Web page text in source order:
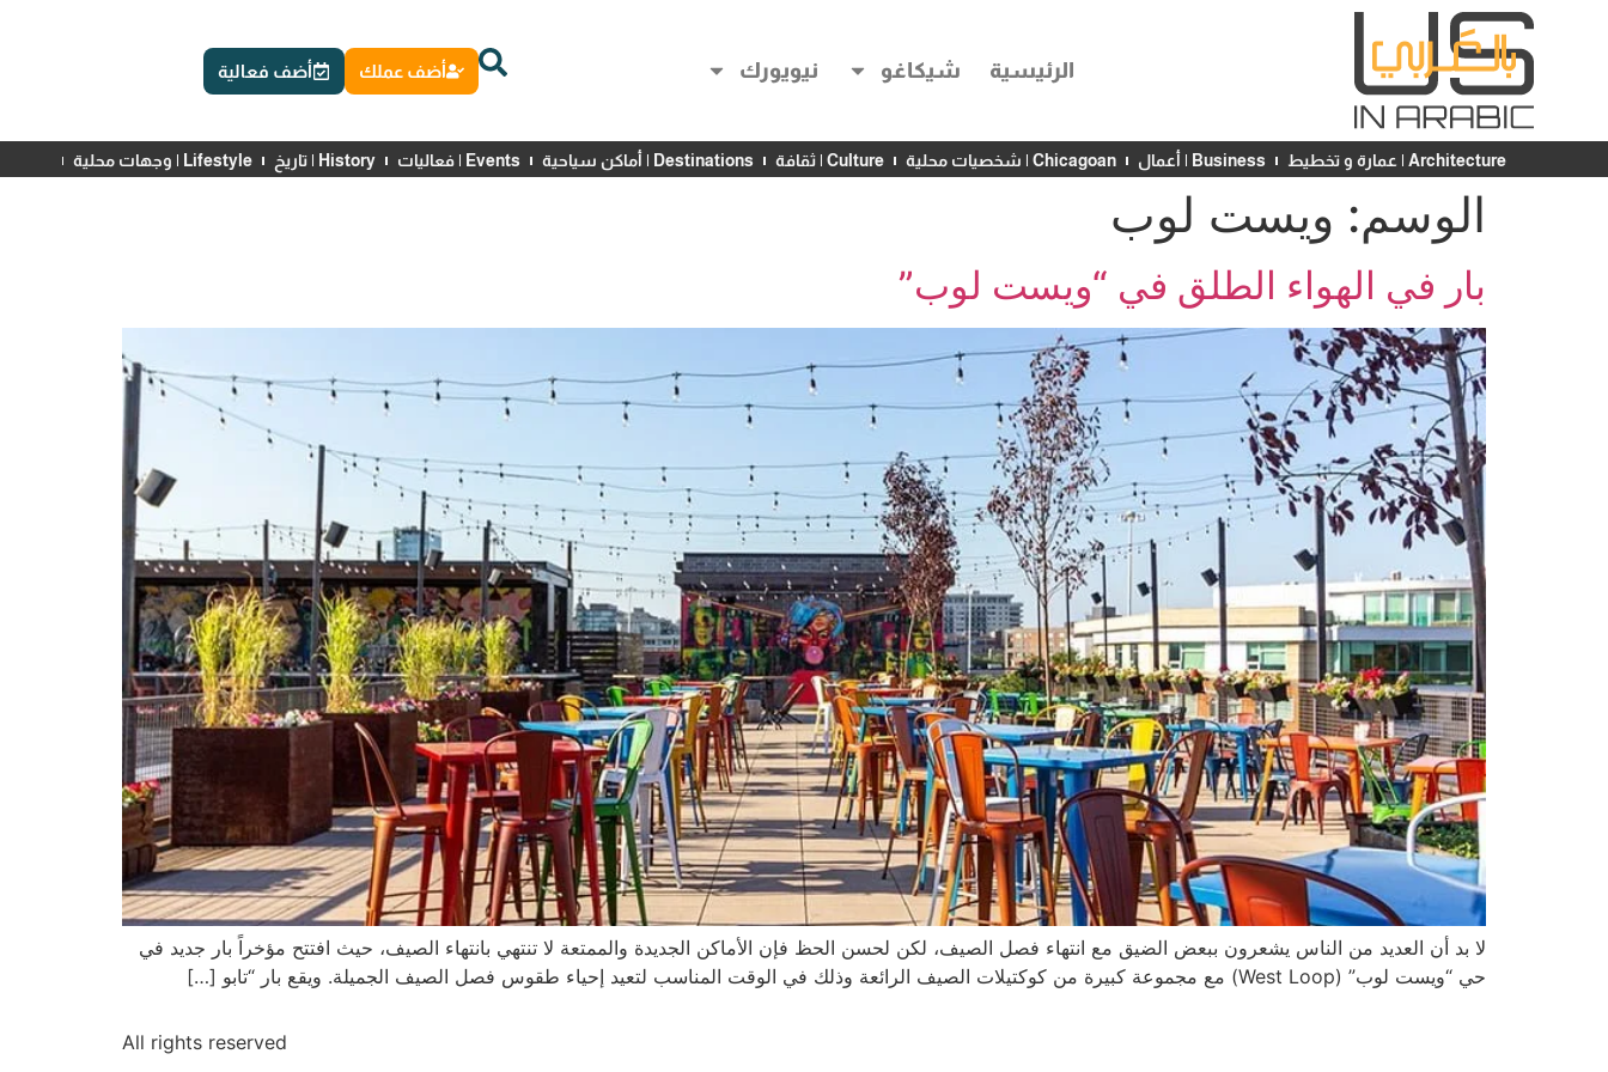
الرئيسية شيكاغو نيويورك أضف عملك أضف فعالية
Architecture | عمارة و تخطيط Business | أعمال Chicagoan | شخصيات محلية Culture | ثقافة Destinations | أماكن سياحية Events | فعاليات History | تاريخ Lifestyle | وجهات محلية
الوسم: ويست لوب
بار في الهواء الطلق في “ويست لوب”
لا بد أن العديد من الناس يشعرون ببعض الضيق مع انتهاء فصل الصيف، لكن لحسن الحظ فإن الأماكن الجديدة والممتعة لا تنتهي بانتهاء الصيف، حيث افتتح مؤخراً بار جديد في
حي “ويست لوب” (West Loop) مع مجموعة كبيرة من كوكتيلات الصيف الرائعة وذلك في الوقت المناسب لتعيد إحياء طقوس فصل الصيف الجميلة. ويقع بار “تابو […]
All rights reserved